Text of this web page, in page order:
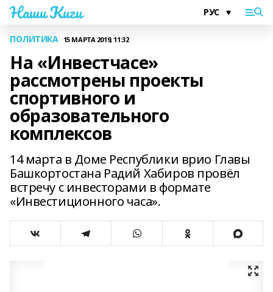
Наши Киги
ПОЛИТИКА 15 МАРТА 2019, 11:32
На «Инвестчасе»
рассмотрены проекты
спортивного и
образовательного
комплексов
14 марта в Доме Республики врио Главы
Башкортостана Радий Хабиров провёл
встречу с инвесторами в формате
«Инвестиционного часа».